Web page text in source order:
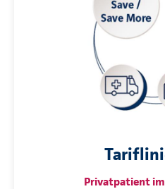
Privatpatient